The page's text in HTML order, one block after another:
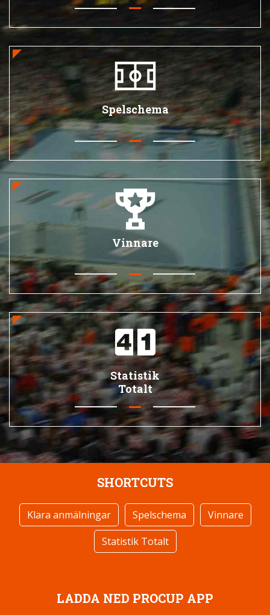
Spelschema
Vinnare
Statistik
Totalt
SHORTCUTS
Klara anmälningar Spelschema
Vinnare
Statistik Totalt
LADDA NED PROCUP APP